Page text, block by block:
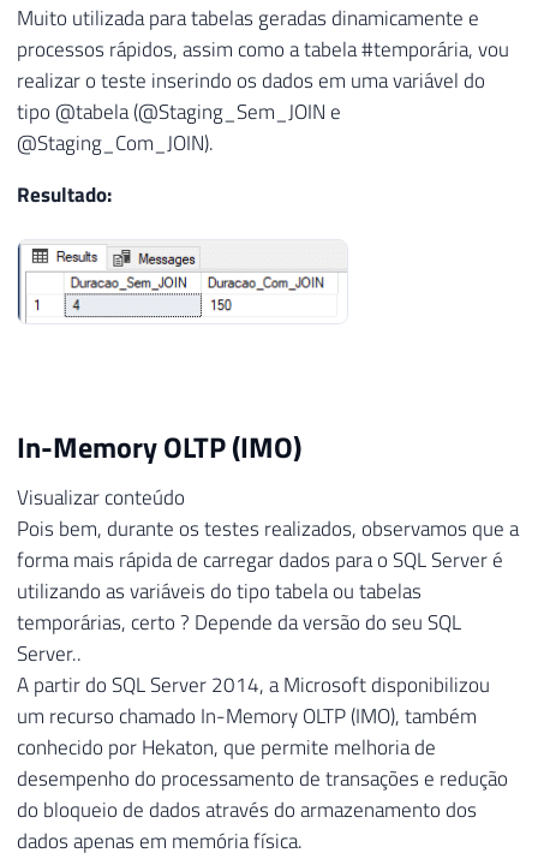
Muito utilizada para tabelas geradas dinamicamente e
processos rápidos, assim como a tabela #temporária, vou
realizar o teste inserindo os dados em uma variável do
tipo @tabela (@Staging_Sem_JOIN e
@Staging_Com_JOIN).
Resultado:
In-Memory OLTP (IMO)
Visualizar conteúdo
Pois bem, durante os testes realizados, observamos que a
forma mais rápida de carregar dados para o SQL Server é
utilizando as variáveis do tipo tabela ou tabelas
temporárias, certo ? Depende da versão do seu SQL
Server..
A partir do SQL Server 2014, a Microsoft disponibilizou
um recurso chamado In-Memory OLTP (IMO), também
conhecido por Hekaton, que permite melhoria de
desempenho do processamento de transações e redução
do bloqueio de dados através do armazenamento dos
dados apenas em memória física.